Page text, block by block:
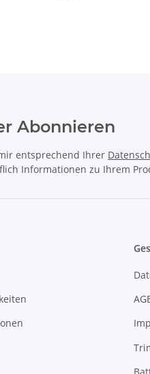
Abonnieren
entsprechend Ihrer
Informationen zu Ihrem